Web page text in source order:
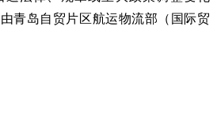
青岛自贸片区航运物流部（国际贸